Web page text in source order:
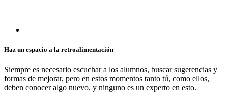
Haz un espacio a la retroalimentación
Siempre es necesario escuchar a los alumnos, buscar sugerencias y
formas de mejorar, pero en estos momentos tanto tú, como ellos,
deben conocer algo nuevo, y ninguno es un experto en esto.